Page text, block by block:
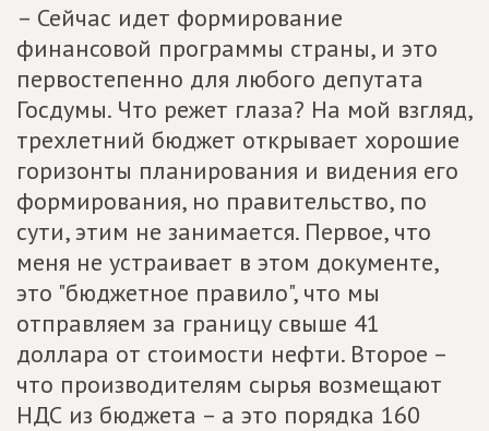
– Сейчас идет формирование
финансовой программы страны, и это
первостепенно для любого депутата
Госдумы. Что режет глаза? На мой взгляд,
трехлетний бюджет открывает хорошие
горизонты планирования и видения его
формирования, но правительство, по
сути, этим не занимается. Первое, что
меня не устраивает в этом документе,
это "бюджетное правило", что мы
отправляем за границу свыше 41
доллара от стоимости нефти. Второе –
что производителям сырья возмещают
НДС из бюджета – а это порядка 160